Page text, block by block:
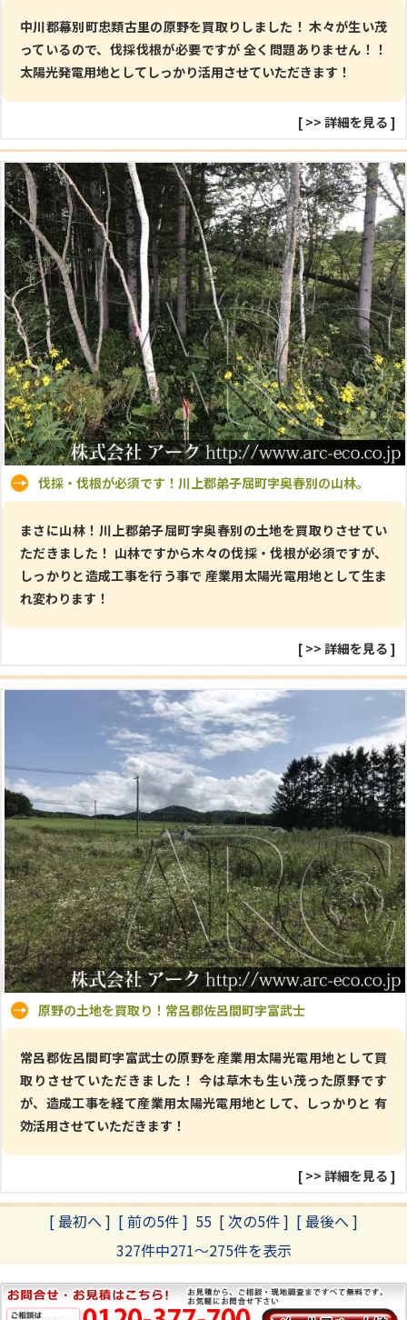
中川郡幕別町忠類古里の原野を買取りしました！ 木々が生い茂
っているので、伐採伐根が必要ですが 全く問題ありません！！
太陽光発電用地としてしっかり活用させていただきます！
[ >> 詳細を見る ]
伐採・伐根が必須です！川上郡弟子屈町字奥春別の山林。
まさに山林！川上郡弟子屈町字奥春別の土地を買取りさせてい
ただきました！ 山林ですから木々の伐採・伐根が必須ですが、
しっかりと造成工事を行う事で 産業用太陽光電用地として生ま
れ変わります！
[ >> 詳細を見る ]
原野の土地を買取り！常呂郡佐呂間町字富武士
常呂郡佐呂間町字富武士の原野を産業用太陽光電用地として買
取りさせていただきました！ 今は草木も生い茂った原野です
が、造成工事を経て産業用太陽光電用地として、しっかりと 有
効活用させていただきます！
[ >> 詳細を見る ]
[ 最初へ ] [ 前の5件 ] 55 [ 次の5件 ] [ 最後へ ]
327件中271～275件を表示